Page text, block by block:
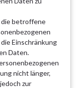
die betroffene
Einschränkung
Daten.
nicht länger,
zur